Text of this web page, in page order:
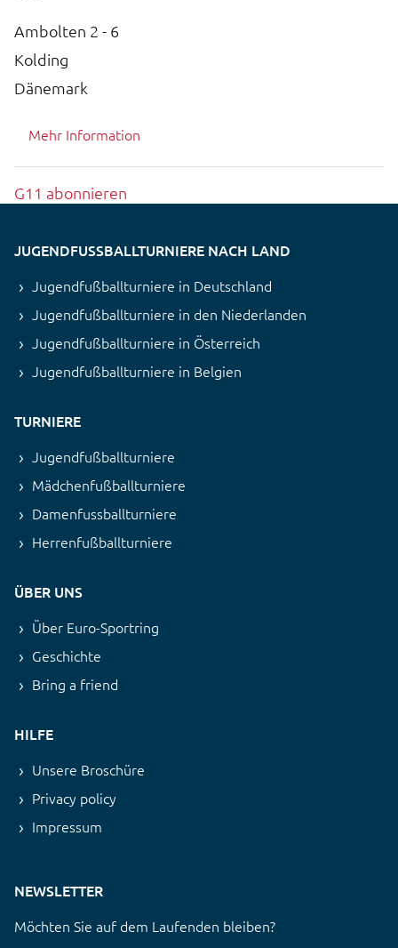
Ambolten 2 - 6
Kolding
Dänemark
Mehr Information
G11 abonnieren
JUGENDFUSSBALLTURNIERE NACH LAND
Jugendfußballturniere in Deutschland
Jugendfußballturniere in den Niederlanden
Jugendfußballturniere in Österreich
Jugendfußballturniere in Belgien
TURNIERE
Jugendfußballturniere
Mädchenfußballturniere
Damenfussballturniere
Herrenfußballturniere
ÜBER UNS
Über Euro-Sportring
Geschichte
Bring a friend
HILFE
Unsere Broschüre
Privacy policy
Impressum
NEWSLETTER
Möchten Sie auf dem Laufenden bleiben?